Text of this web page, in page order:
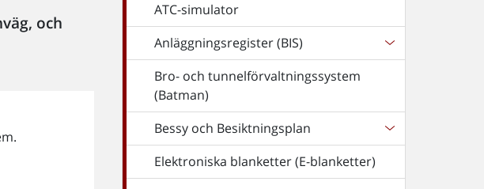
och
ATC-simulator
Anläggningsregister (BIS)
Bro- och tunnelförvaltningssystem
(Batman)
Bessy och Besiktningsplan
Elektroniska blanketter (E-blanketter)